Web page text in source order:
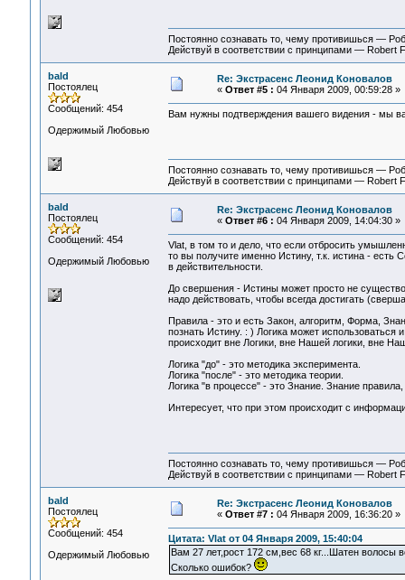
Постоянно сознавать то, чему противишься —
Действуй в соответствии с принципами — Robert
bald
Постоялец
Сообщений: 454
Одержимый Любовью
Re: Экстрасенс Леонид Коновалов
« Ответ #5 : 04 Января 2009, 00:59:28 »
Вам нужны подтверждения вашего видения - мы
Постоянно сознавать то, чему противишься —
Действуй в соответствии с принципами — Robert
bald
Постоялец
Сообщений: 454
Одержимый Любовью
Re: Экстрасенс Леонид Коновалов
« Ответ #6 : 04 Января 2009, 14:04:30 »
Vlat, в том то и дело, что если отбросить
то вы получите именно Истину, т.к. истина -
в действительности.
До свершения - Истины может просто не
надо действовать, чтобы всегда достигать
Правила - это и есть Закон, алгоритм, Форма,
познать Истину. : ) Логика может использоваться
происходит вне Логики, вне Нашей логики, вне
Логика "до" - это методика эксперимента.
Логика "после" - это методика теории.
Логика "в процессе" - это Знание. Знание
Интересует, что при этом происходит с
Постоянно сознавать то, чему противишься —
Действуй в соответствии с принципами — Robert
bald
Постоялец
Сообщений: 454
Одержимый Любовью
Re: Экстрасенс Леонид Коновалов
« Ответ #7 : 04 Января 2009, 16:36:20 »
Цитата: Vlat от 04 Января 2009, 15:40:04
Вам 27 лет,рост 172 см,вес 68 кг...Шатен волосы
Сколько ошибок?